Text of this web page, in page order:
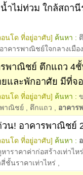
น้ำไม่ท่วม ใกล้สถา
นโด ที่อยู่อาศับ] ค้นหา :
อาคารพาณิชย์ใจกลางเมือง
พาณิชย์ ตึกแถว 4ชั้
และพักอาศัย มีที่จ
นโด ที่อยู่อาศับ] ค้นหา :
าณิชย์
ตึกแถว อาคาร
น! อาคารพาณิชย์
นโด ที่อยู่อาศับ] ค้นหา :
าราคาค่าก่อสร้างเท่าไหร่
ชั้นราคาเท่าไหร่